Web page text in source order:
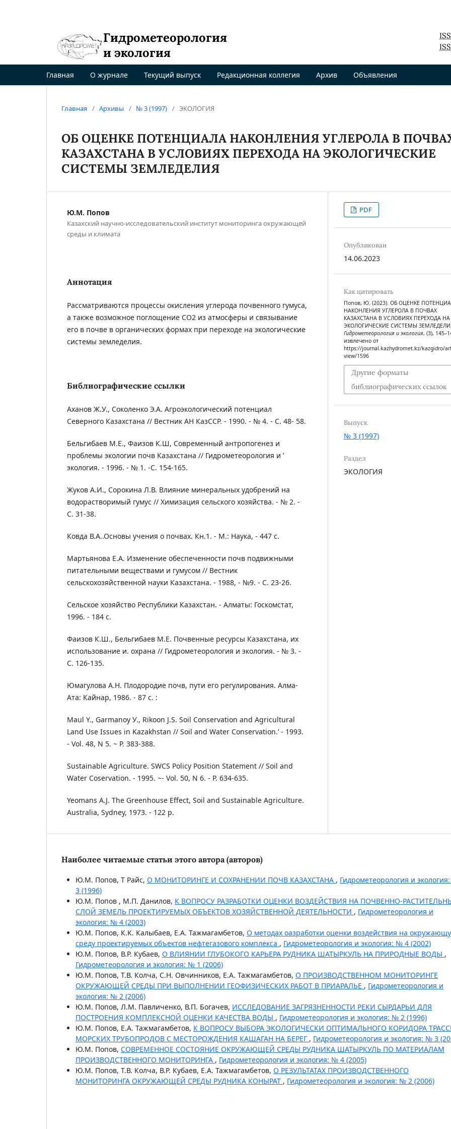
Гидрометеорология
и экология
Главная О журнале Текущий выпуск Редакционная коллегия Архив Объявления
Главная / Архивы / № 3 (1997) / ЭКОЛОГИЯ
ОБ ОЦЕНКЕ ПОТЕНЦИАЛА НАКОНЛЕНИЯ УГЛЕРОЛА В
КАЗАХСТАНА В УСЛОВИЯХ ПЕРЕХОДА НА ЭКОЛОГИЧЕСКИЕ
СИСТЕМЫ ЗЕМЛЕДЕЛИЯ
Ю.М. Попов
Казахский научно-исследовательский институт мониторинга окружающей
среды и климата
Аннотация
Рассматриваются процессы окисления углерода почвенного гумуса,
а также возможное поглощение СО2 из атмосферы и связывание
его в почве в органических формах при переходе на экологические
системы земледелия.
Библиографические ссылки
Аханов Ж.У., Соколенко Э.А. Агроэкологический потенциал
Северного Казахстана // Вестник АН КазССР. - 1990. - № 4. - С. 48- 58.
Бельгибаев М.Е., Фаизов К.Ш, Современный антропогенез и
проблемы экологии почв Казахстана // Гидрометеорология и ’
экология. - 1996. - № 1. -С. 154-165.
Жуков А.И., Сорокина Л.В. Влияние минеральных удобрений на
водорастворимый гумус // Химизация сельского хозяйства. - № 2. -
С. 31-38.
Ковда В.А..Основы учения о почвах. Кн.1. - М.: Наука, - 447 с.
Мартьянова Е.А. Изменение обеспеченности почв подвижными
питательными веществами и гумусом // Вестник
сельскохозяйственной науки Казахстана. - 1988, - №9. - С. 23-26.
Сельское хозяйство Республики Казахстан. - Алматы: Госкомстат,
1996. - 184 с.
Фаизов К.Ш., Бельгибаев М.Е. Почвенные ресурсы Казахстана, их
использование и. охрана // Гидрометеорология и экология. - № 3. -
С. 126-135.
Юмагулова А.Н. Плодородие почв, пути его регулирования. Алма-
Ата: Кайнар, 1986. - 87 с. :
Maul Y., Garmanoy У., Rikoon J.S. Soil Conservation and Agricultural
Land Use Issues in Kazakhstan // Soil and Water Conservation.’ - 1993.
- Vol. 48, N 5. ~ P. 383-388.
Sustainable Agriculture. SWCS Policy Position Statement // Soil and
Water Coservation. - 1995. ~- Vol. 50, N 6. - P. 634-635.
Yeomans A.J. The Greenhouse Effect, Soil and Sustainable Agriculture.
Australia, Sydney, 1973. - 122 p.
PDF
Опубликован
14.06.2023
Как цитировать
Попов, Ю. (2023). ОБ ОЦЕНКЕ
НАКОНЛЕНИЯ УГЛЕРОЛА В ПОЧВАХ
КАЗАХСТАНА В УСЛОВИЯХ ПЕРЕХОДА НА
ЭКОЛОГИЧЕСКИЕ СИСТЕМЫ
Гидрометеорология и экология, (3),
извлечено от
https://journal.kazhydromet.kz/kazgidro/
view/1596
Другие форматы
библиографических ссылок
Выпуск
№ 3 (1997)
Раздел
ЭКОЛОГИЯ
Наиболее читаемые статьи этого автора (авторов)
Ю.М. Попов, Т Райс, О МОНИТОРИНГЕ И СОХРАНЕНИИ ПОЧВ КАЗАХСТАНА , Гидрометеорология и
3 (1996)
Ю.М. Попов , М.П. Данилов, К ВОПРОСУ РАЗРАБОТКИ ОЦЕНКИ ВОЗДЕЙСТВИЯ НА ПОЧВЕННО-
СЛОЙ ЗЕМЕЛЬ ПРОЕКТИРУЕМЫХ ОБЪЕКТОВ ХОЗЯЙСТВЕННОЙ ДЕЯТЕЛЬНОСТИ , Гидрометеорология и
экология: № 4 (2003)
Ю.М. Попов, К.К. Калыбаев, Е.А. Тажмагамбетов, О методах оазработки оценки воздействия на
среду проектируемых объектов нефтегазового комплекса , Гидрометеорология и экология: № 4 (2002)
Ю.М. Попов, В.Р. Кубаев, О ВЛИЯНИИ ГЛУБОКОГО КАРЬЕРА РУДНИКА ШАТЫРКУЛЬ НА ПРИРОДНЫЕ ВОДЫ ,
Гидрометеорология и экология: № 1 (2006)
Ю.М. Попов, Т.В. Колча, С.Н. Овчинников, Е.А. Тажмагамбетов, О ПРОИЗВОДСТВЕННОМ МОНИТОРИНГЕ
ОКРУЖАЮЩЕЙ СРЕДЫ ПРИ ВЫПОЛНЕНИИ ГЕОФИЗИЧЕСКИХ РАБОТ В ПРИАРАЛЬЕ , Гидрометеорология и
экология: № 2 (2006)
Ю.М. Попов, Л.М. Павличенко, В.П. Богачев, ИССЛЕДОВАНИЕ ЗАГРЯЗНЕННОСТИ РЕКИ СЫРДАРЬИ ДЛЯ
ПОСТРОЕНИЯ КОМПЛЕКСНОЙ ОЦЕНКИ КАЧЕСТВА ВОДЫ , Гидрометеорология и экология: № 2 (1996)
Ю.М. Попов, Е.А. Тажмагамбетов, К ВОПРОСУ ВЫБОРА ЭКОЛОГИЧЕСКИ ОПТИМАЛЬНОГО КОРИДОРА
МОРСКИХ ТРУБОПРОДОВ С МЕСТОРОЖДЕНИЯ КАШАГАН НА БЕРЕГ , Гидрометеорология и экология: № 3
Ю.М. Попов, СОВРЕМЕННОЕ СОСТОЯНИЕ ОКРУЖАЮЩЕЙ СРЕДЫ РУДНИКА ШАТЫРКУЛЬ ПО МАТЕРИАЛАМ
ПРОИЗВОДСТВЕННОГО МОНИТОРИНГА , Гидрометеорология и экология: № 4 (2005)
Ю.М. Попов, Т.В. Колча, В.Р. Кубаев, Е.А. Тажмагамбетов, О РЕЗУЛЬТАТАХ ПРОИЗВОДСТВЕННОГО
МОНИТОРИНГА ОКРУЖАЮЩЕЙ СРЕДЫ РУДНИКА КОНЫРАТ , Гидрометеорология и экология: № 2 (2006)